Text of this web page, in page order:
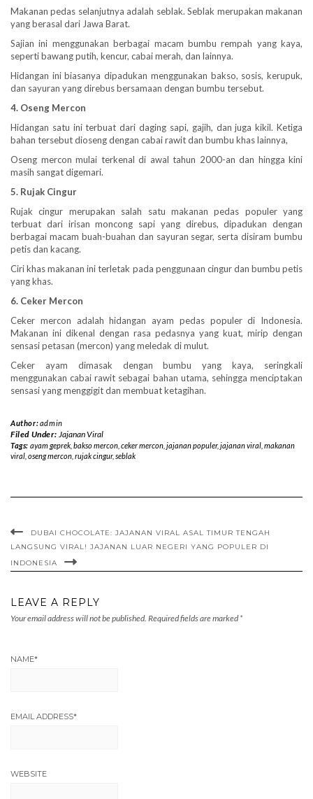
Makanan pedas selanjutnya adalah seblak. Seblak merupakan makanan
yang berasal dari Jawa Barat.
Sajian ini menggunakan berbagai macam bumbu rempah yang kaya,
seperti bawang putih, kencur, cabai merah, dan lainnya.
Hidangan ini biasanya dipadukan menggunakan bakso, sosis, kerupuk,
dan sayuran yang direbus bersamaan dengan bumbu tersebut.
4. Oseng Mercon
Hidangan satu ini terbuat dari daging sapi, gajih, dan juga kikil. Ketiga
bahan tersebut dioseng dengan cabai rawit dan bumbu khas lainnya,
Oseng mercon mulai terkenal di awal tahun 2000-an dan hingga kini
masih sangat digemari.
5. Rujak Cingur
Rujak cingur merupakan salah satu makanan pedas populer yang
terbuat dari irisan moncong sapi yang direbus, dipadukan dengan
berbagai macam buah-buahan dan sayuran segar, serta disiram bumbu
petis dan kacang.
Ciri khas makanan ini terletak pada penggunaan cingur dan bumbu petis
yang khas.
6. Ceker Mercon
Ceker mercon adalah hidangan ayam pedas populer di Indonesia.
Makanan ini dikenal dengan rasa pedasnya yang kuat, mirip dengan
sensasi petasan (mercon) yang meledak di mulut.
Ceker ayam dimasak dengan bumbu yang kaya, seringkali
menggunakan cabai rawit sebagai bahan utama, sehingga menciptakan
sensasi yang menggigit dan membuat ketagihan.
Author:admin
Filed Under: Jajanan Viral
Tags: ayam geprek, bakso mercon, ceker mercon, jajanan populer, jajanan viral, makanan
viral oseng mercon rujak cingur, seblak
DUBAI CHOCOLATE: JAJANAN VIRAL ASAL TIMUR TENGAH
LANGSUNG VIRAL! JAJANAN LUAR NEGERI YANG POPULER DI
INDONESIA
LEAVE A REPLY
Your email address will not be published. Required fields are marked *
NAME*
EMAIL ADDRESS*
WEBSITE